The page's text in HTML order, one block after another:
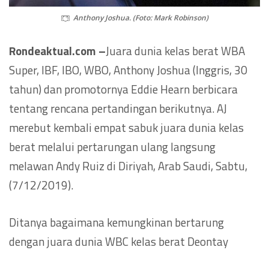
Anthony Joshua. (Foto: Mark Robinson)
Rondeaktual.com –Juara dunia kelas berat WBA
Super, IBF, IBO, WBO, Anthony Joshua (Inggris, 30
tahun) dan promotornya Eddie Hearn berbicara
tentang rencana pertandingan berikutnya. AJ
merebut kembali empat sabuk juara dunia kelas
berat melalui pertarungan ulang langsung
melawan Andy Ruiz di Diriyah, Arab Saudi, Sabtu,
(7/12/2019).
Ditanya bagaimana kemungkinan bertarung
dengan juara dunia WBC kelas berat Deontay